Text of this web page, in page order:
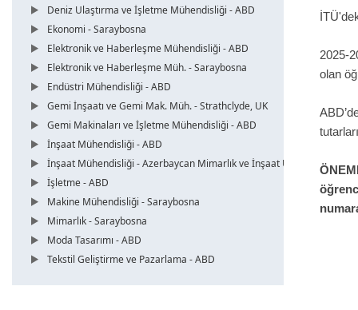
Deniz Ulaştırma ve İşletme Mühendisliği - ABD
Ekonomi - Saraybosna
Elektronik ve Haberleşme Mühendisliği - ABD
Elektronik ve Haberleşme Müh. - Saraybosna
Endüstri Mühendisliği - ABD
Gemi İnşaatı ve Gemi Mak. Müh. - Strathclyde, UK
Gemi Makinaları ve İşletme Mühendisliği - ABD
İnşaat Mühendisliği - ABD
İnşaat Mühendisliği - Azerbaycan Mimarlık ve İnşaat Üni.
İşletme - ABD
Makine Mühendisliği - Saraybosna
Mimarlık - Saraybosna
Moda Tasarımı - ABD
Tekstil Geliştirme ve Pazarlama - ABD
2025-
olan